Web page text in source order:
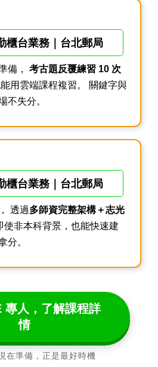
櫃台業務｜台北郵局
備， 考古題反覆練習 10 次
能用雲端課程複習。 關鍵字與
不失分。
櫃台業務｜台北郵局
透過多師資完整架構＋志光
使非本科背景，也能快速建
分。
專人，了解課程詳
情
在準備，正是最好時機